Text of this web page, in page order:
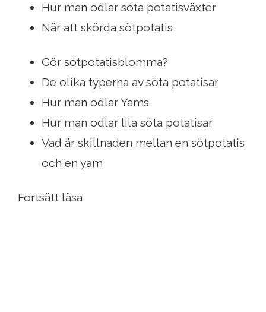
Hur man odlar söta potatisväxter
När att skörda sötpotatis
Gör sötpotatisblomma?
De olika typerna av söta potatisar
Hur man odlar Yams
Hur man odlar lila söta potatisar
Vad är skillnaden mellan en sötpotatis
och en yam
Fortsätt läsa